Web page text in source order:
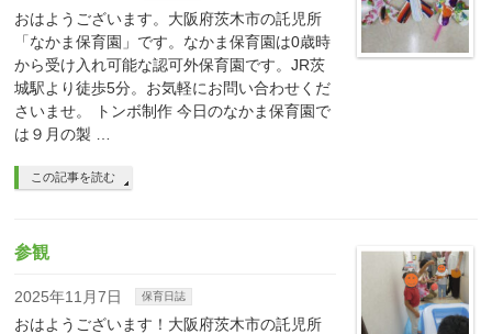
おはようございます。大阪府茨木市の託児所
「なかま保育園」です。なかま保育園は0歳時
から受け入れ可能な認可外保育園です。JR茨
城駅より徒歩5分。お気軽にお問い合わせくだ
さいませ。 トンボ制作 今日のなかま保育園で
は９月の製 …
この記事を読む
参観
2025年11月7日 保育日誌
おはようございます！大阪府茨木市の託児所